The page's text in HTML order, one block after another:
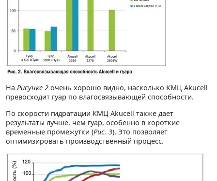
На Рисунке 2 очень хорошо видно, насколько КМЦ Akucell
превосходит гуар по влагосвязывающей способности.
По скорости гидратации КМЦ Akucell также дает
результаты лучше, чем гуар, особенно в короткие
временные промежутки (Рис. 3). Это позволяет
оптимизировать производственный процесс.